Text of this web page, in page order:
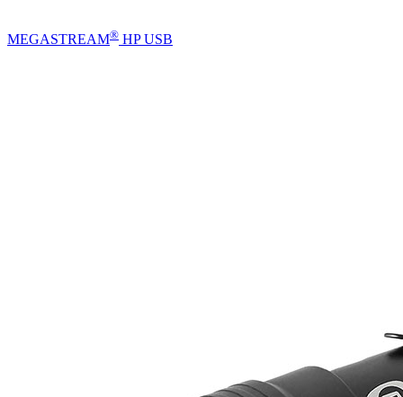
MEGASTREAM® HP USB